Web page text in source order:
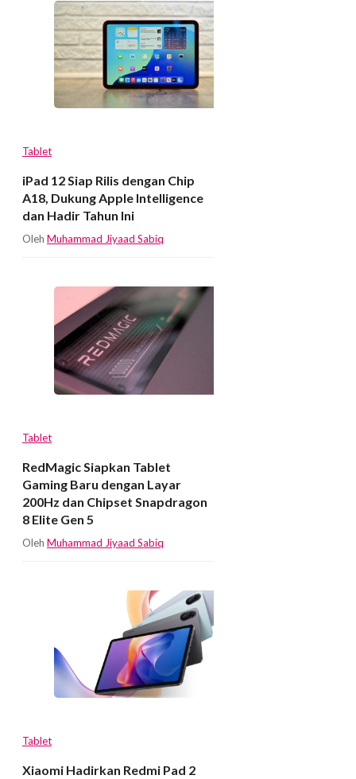
Tablet
iPad 12 Siap Rilis dengan Chip
A18, Dukung Apple Intelligence
dan Hadir Tahun Ini
Oleh Muhammad Jiyaad Sabiq
Tablet
RedMagic Siapkan Tablet
Gaming Baru dengan Layar
200Hz dan Chipset Snapdragon
8 Elite Gen 5
Oleh Muhammad Jiyaad Sabiq
Tablet
Xiaomi Hadirkan Redmi Pad 2